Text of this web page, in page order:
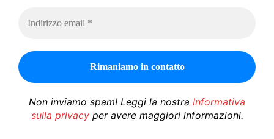
Non inviamo spam! Leggi la nostra Informativa
sulla privacyper avere maggiori informazioni.